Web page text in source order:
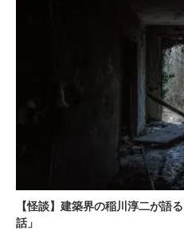
【怪談】建築界の稲川淳二が語
話」